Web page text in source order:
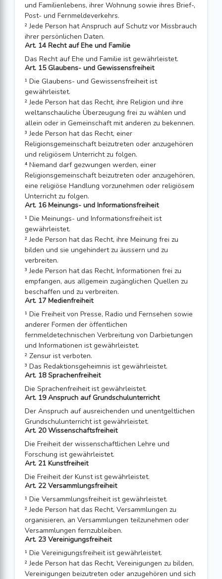
und Familienlebens, ihrer Wohnung sowie ihres Brief-,
Post- und Fernmeldeverkehrs.
² Jede Person hat Anspruch auf Schutz vor Missbrauch
ihrer persönlichen Daten.
Art. 14 Recht auf Ehe und Familie
Das Recht auf Ehe und Familie ist gewährleistet.
Art. 15 Glaubens- und Gewissensfreiheit
¹ Die Glaubens- und Gewissensfreiheit ist
gewährleistet.
² Jede Person hat das Recht, ihre Religion und ihre
weltanschauliche Überzeugung frei zu wählen und
allein oder in Gemeinschaft mit anderen zu bekennen.
³ Jede Person hat das Recht, einer
Religionsgemeinschaft beizutreten oder anzuge­hören
und religiösem Unterricht zu folgen.
⁴ Niemand darf gezwungen werden, einer
Religionsgemeinschaft beizutreten oder anzugehören,
eine religiöse Handlung vorzunehmen oder religiösem
Unterricht zu folgen.
Art. 16 Meinungs- und Informationsfreiheit
¹ Die Meinungs- und Informationsfreiheit ist
gewährleistet.
² Jede Person hat das Recht, ihre Meinung frei zu
bilden und sie ungehindert zu äus­sern und zu
verbreiten.
³ Jede Person hat das Recht, Informationen frei zu
empfangen, aus allgemein zugänglichen Quellen zu
beschaffen und zu verbreiten.
Art. 17 Medienfreiheit
¹ Die Freiheit von Presse, Radio und Fernsehen sowie
anderer Formen der öffent­lichen
fernmeldetechnischen Verbreitung von Darbietungen
und Informationen ist gewährleistet.
² Zensur ist verboten.
³ Das Redaktionsgeheimnis ist gewährleistet.
Art. 18 Sprachenfreiheit
Die Sprachenfreiheit ist gewährleistet.
Art. 19 Anspruch auf Grundschulunterricht
Der Anspruch auf ausreichenden und unentgeltlichen
Grundschulunterricht ist gewährleistet.
Art. 20 Wissenschaftsfreiheit
Die Freiheit der wissenschaftlichen Lehre und
Forschung ist gewährleistet.
Art. 21 Kunstfreiheit
Die Freiheit der Kunst ist gewährleistet.
Art. 22 Versammlungsfreiheit
¹ Die Versammlungsfreiheit ist gewährleistet.
² Jede Person hat das Recht, Versammlungen zu
organisieren, an Versammlungen teilzunehmen oder
Versammlungen fernzubleiben.
Art. 23 Vereinigungsfreiheit
¹ Die Vereinigungsfreiheit ist gewährleistet.
² Jede Person hat das Recht, Vereinigungen zu bilden,
Vereinigungen beizutreten oder anzugehören und sich